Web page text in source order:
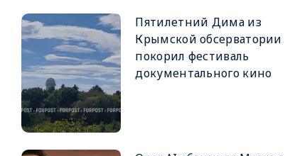
Пятилетний Дима из
Крымской обсерватории
покорил фестиваль
документального кино